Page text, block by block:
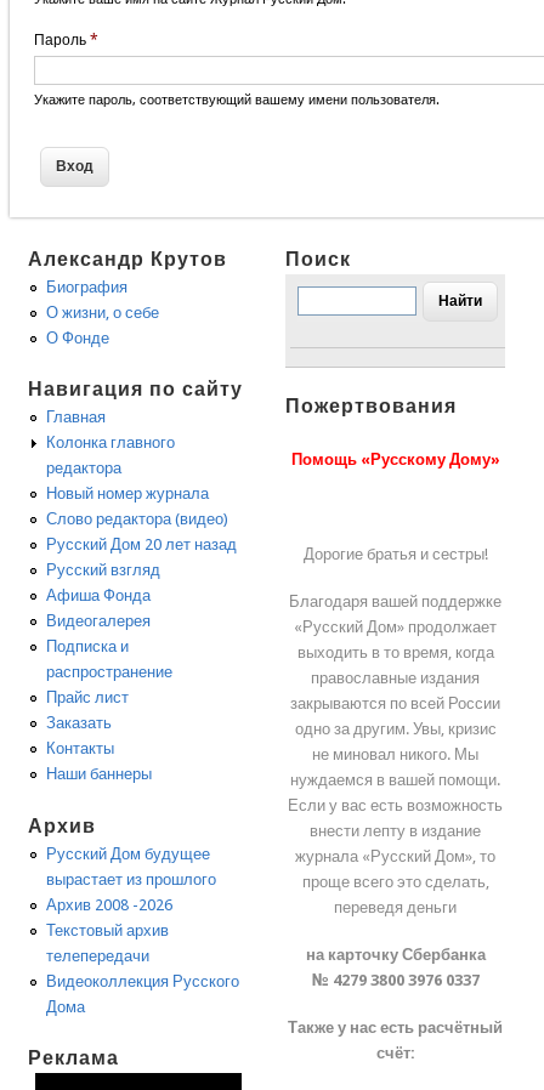
Пароль *
Укажите пароль, соответствующий вашему имени пользователя.
Александр Крутов
Биография
О жизни, о себе
О Фонде
Навигация по сайту
Главная
Колонка главного
редактора
Новый номер журнала
Слово редактора (видео)
Русский Дом 20 лет назад
Русский взгляд
Афиша Фонда
Видеогалерея
Подписка и
распространение
Прайс лист
Заказать
Контакты
Наши баннеры
Архив
Русский Дом будущее
вырастает из прошлого
Архив 2008 -2026
Текстовый архив
телепередачи
Видеоколлекция Русского
Дома
Реклама
Поиск
Пожертвования
Помощь «Русскому Дому»
Дорогие братья и сестры!
Благодаря вашей поддержке
«Русский Дом» продолжает
выходить в то время, когда
православные издания
закрываются по всей России
одно за другим. Увы, кризис
не миновал никого. Мы
нуждаемся в вашей помощи.
Если у вас есть возможность
внести лепту в издание
журнала «Русский Дом», то
проще всего это сделать,
переведя деньги
на карточку Сбербанка
№ 4279 3800 3976 0337
Также у нас есть расчётный
счёт: